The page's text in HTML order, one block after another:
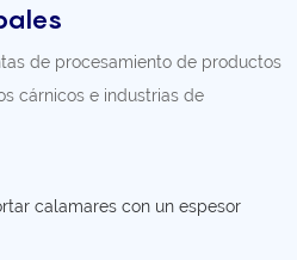
de procesamiento de productos
cárnicos e industrias de
calamares con un espesor